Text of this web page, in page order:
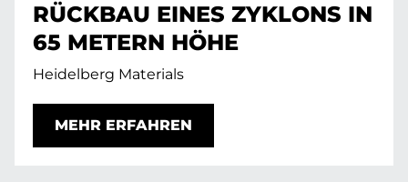
RÜCKBAU EINES ZYKLONS IN
65 METERN HÖHE
Heidelberg Materials
MEHR ERFAHREN